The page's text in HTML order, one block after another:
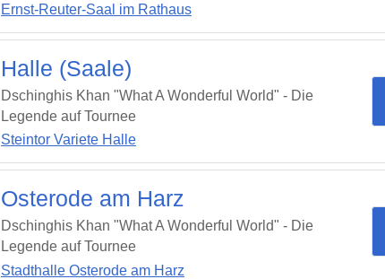
Ernst-Reuter-Saal im Rathaus
Halle (Saale)
Dschinghis Khan "What A Wonderful World" - Die
Legende auf Tournee
Steintor Variete Halle
Osterode am Harz
Dschinghis Khan "What A Wonderful World" - Die
Legende auf Tournee
Stadthalle Osterode am Harz